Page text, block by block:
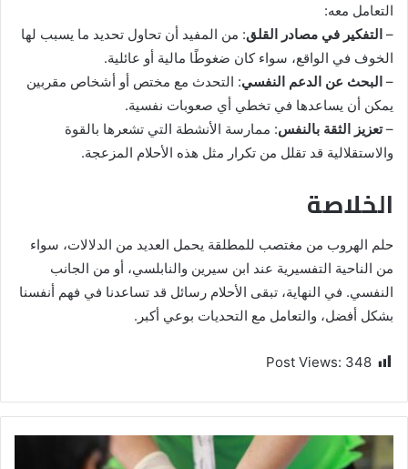
التعامل معه:
– التفكير في مصادر القلق: من المفيد أن تحاول تحديد ما يسبب لها
الخوف في الواقع، سواء كان ضغوطًا مالية أو عائلية.
– البحث عن الدعم النفسي: التحدث مع مختص أو أشخاص مقربين
يمكن أن يساعدها في تخطي أي صعوبات نفسية.
–تعزيز الثقة بالنفس: ممارسة الأنشطة التي تشعرها بالقوة
والاستقلالية قد تقلل من تكرار مثل هذه الأحلام المزعجة.
الخلاصة
حلم الهروب من مغتصب للمطلقة يحمل العديد من الدلالات، سواء
من الناحية التفسيرية عند ابن سيرين والنابلسي، أو من الجانب
النفسي. في النهاية، تبقى الأحلام رسائل قد تساعدنا في فهم أنفسنا
بشكل أفضل، والتعامل مع التحديات بوعي أكبر.
Post Views: 348